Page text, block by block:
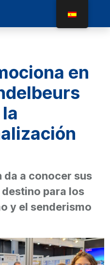
en
da a conocer sus
para los
y el senderismo